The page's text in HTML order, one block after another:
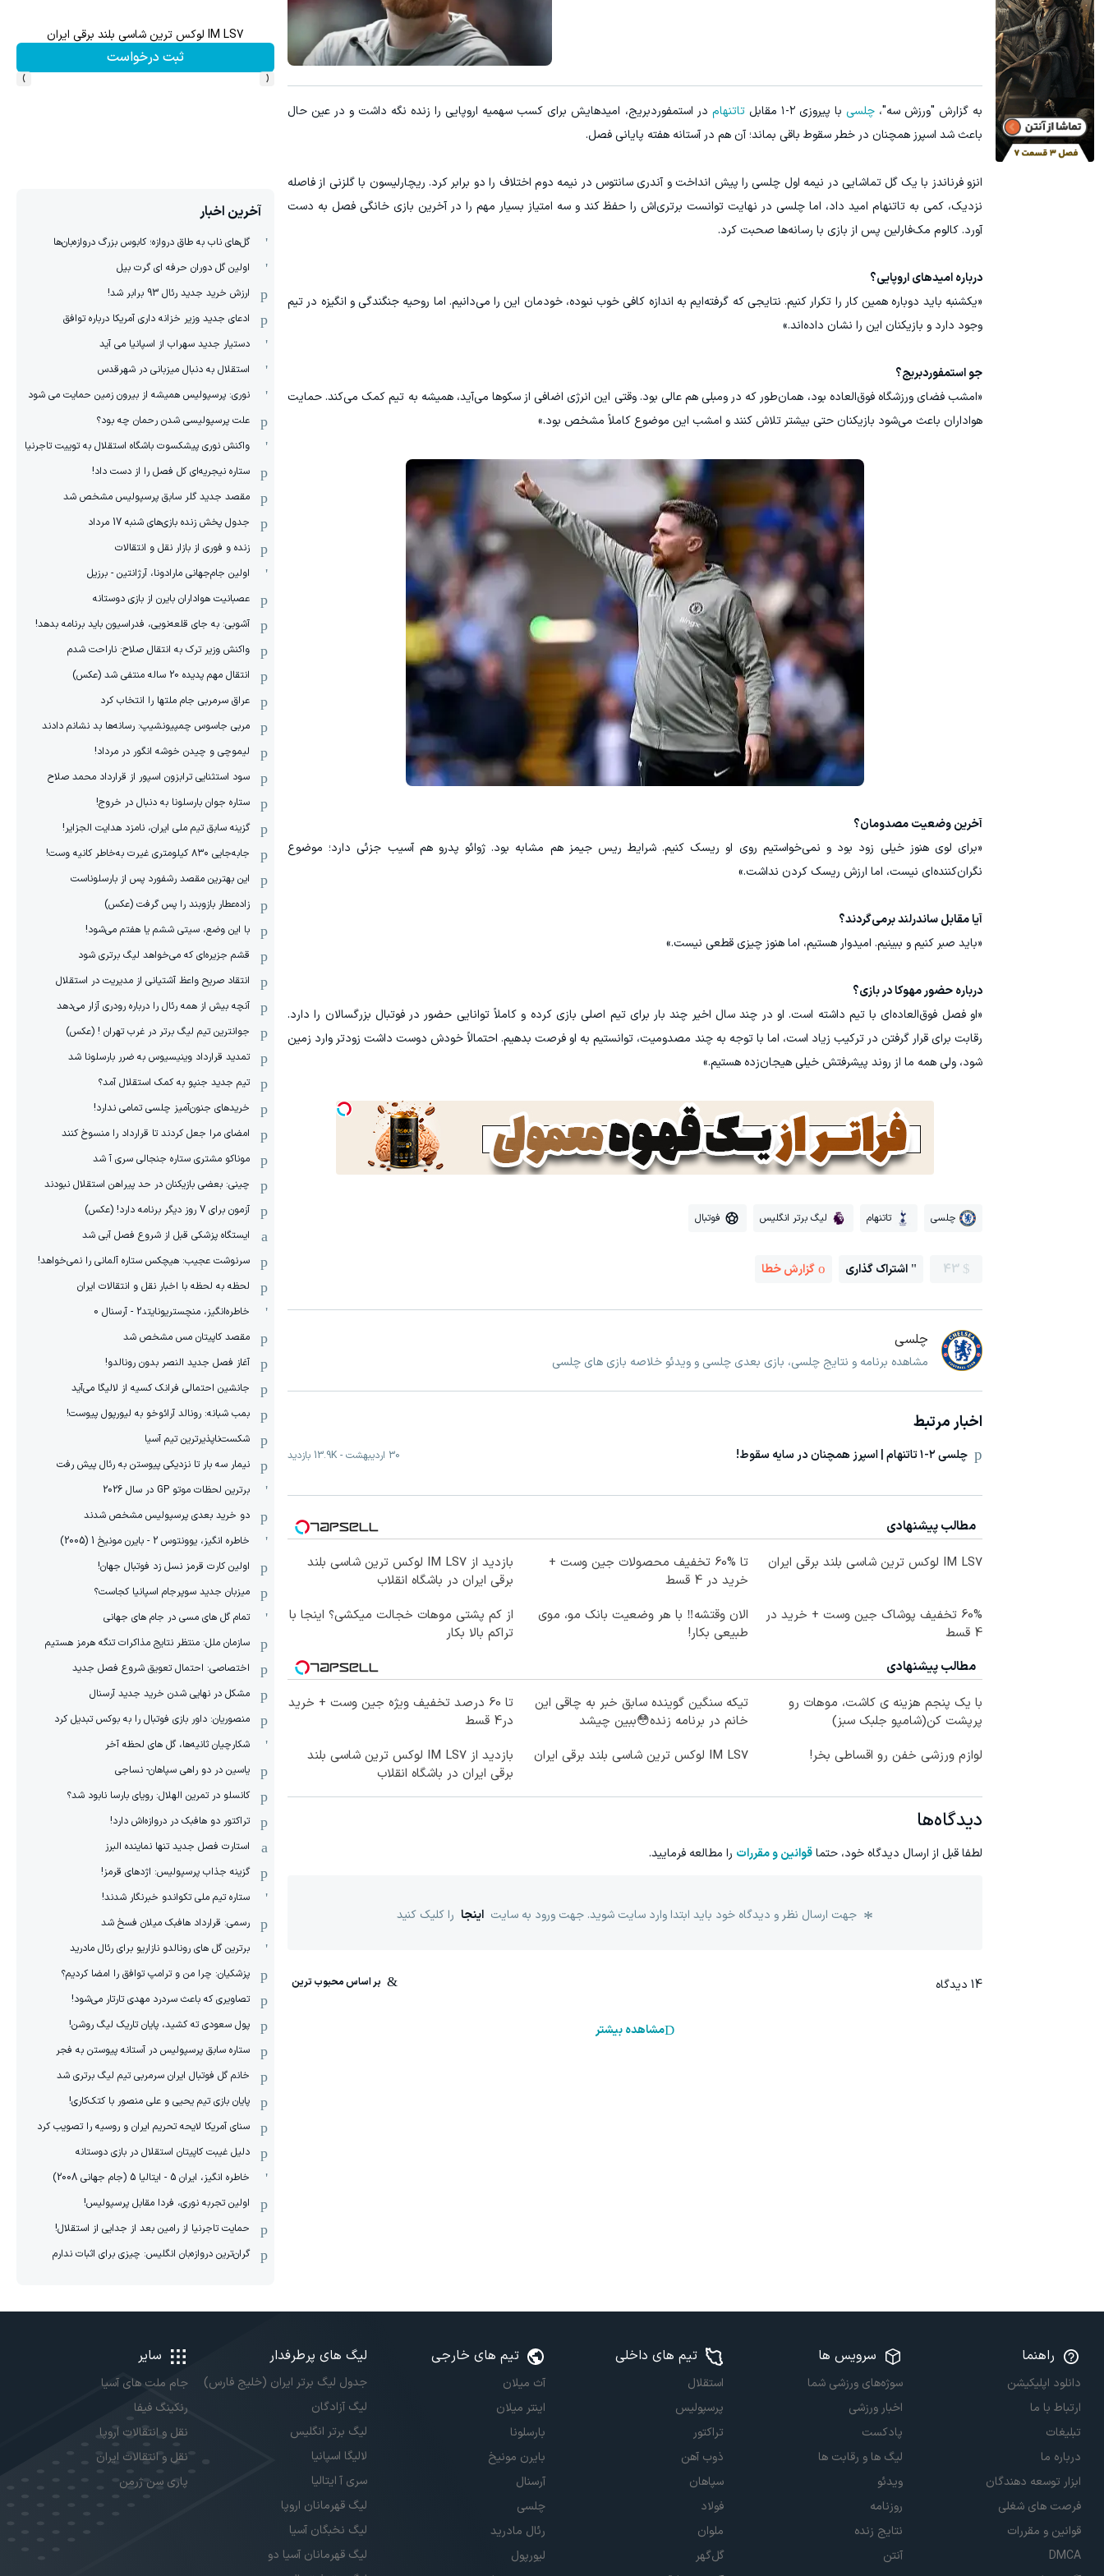
به گزارش "ورزش سه"،چلسی با پیروزی ۲-۱ مقابل تاتنهام در استمفوردبریج، امیدهایش برای کسب سهمیه اروپایی را زنده نگه داشت و در عین حال
باعث شد اسپرز همچنان در خطر سقوط باقی بماند؛ آن هم در آستانه هفته پایانی فصل.
انزو فرناندز با یک گل تماشایی در نیمه اول چلسی را پیش انداخت و آندری سانتوس در نیمه دوم اختلاف را دو برابر کرد. ریچارلیسون با گلزنی از فاصله
نزدیک، کمی به تاتنهام امید داد، اما چلسی در نهایت توانست برتری‌اش را حفظ کند و سه امتیاز بسیار مهم را در آخرین بازی خانگی فصل به دست
آورد. کالوم مک‌فارلین پس از بازی با رسانه‌ها صحبت کرد.
درباره امیدهای اروپایی؟
«یکشنبه باید دوباره همین کار را تکرار کنیم. نتایجی که گرفته‌ایم به اندازه کافی خوب نبوده، خودمان این را می‌دانیم. اما روحیه جنگندگی و انگیزه در تیم
وجود دارد و بازیکنان این را نشان داده‌اند.»
جو استمفوردبریج؟
«امشب فضای ورزشگاه فوق‌العاده بود، همان‌طور که در ومبلی هم عالی بود. وقتی این انرژی اضافی از سکوها می‌آید، همیشه به تیم کمک می‌کند. حمایت
هواداران باعث می‌شود بازیکنان حتی بیشتر تلاش کنند و امشب این موضوع کاملاً مشخص بود.»
آخرین وضعیت مصدومان؟
«برای لوی هنوز خیلی زود بود و نمی‌خواستیم روی او ریسک کنیم. شرایط ریس جیمز هم مشابه بود. ژوائو پدرو هم آسیب جزئی دارد؛ موضوع
نگران‌کننده‌ای نیست، اما ارزش ریسک کردن نداشت.»
آیا مقابل ساندرلند برمی‌گردند؟
«باید صبر کنیم و ببینیم. امیدوار هستیم، اما هنوز چیزی قطعی نیست.»
درباره حضور مهوکا در بازی؟
«او فصل فوق‌العاده‌ای با تیم داشته است. او در چند سال اخیر چند بار برای تیم اصلی بازی کرده و کاملاً توانایی حضور در فوتبال بزرگسالان را دارد.
رقابت برای قرار گرفتن در ترکیب زیاد است، اما با توجه به چند مصدومیت، توانستیم به او فرصت بدهیم. احتمالاً خودش دوست داشت زودتر وارد زمین
شود، ولی همه ما از روند پیشرفتش خیلی هیجان‌زده هستیم.»
چلسی تاتنهام لیگ برتر انگلیس فوتبال
43 اشتراک گذاری گزارش خطا
چلسی
مشاهده برنامه و نتایج چلسی، بازی بعدی چلسی و ویدئو خلاصه بازی های چلسی
اخبار مرتبط
چلسی ۲-۱ تاتنهام | اسپرز همچنان در سایه سقوط! 30 اردیبهشت -
13.9K بازدید
مطالب پیشنهادی
IM LS7 لوکس ترین شاسی بلند برقی ایران
تا %60 تخفیف محصولات جین وست +
خرید در 4 قسط
بازدید از IM LS7 لوکس ترین شاسی بلند
برقی ایران در باشگاه انقلاب
60% تخفیف پوشاک جین وست + خرید در
4 قسط
الان وقتشه‼️ با هر وضعیت بانک مو، موی
طبیعی بکار!
از کم پشتی موهات خجالت میکشی؟ اینجا با
تراکم بالا بکار
مطالب پیشنهادی
با یک پنجم هزینه ی کاشت، موهات رو
پرپشت کن(شامپو جلبک سبز)
تیکه سنگین گوینده سابق خبر به چاقی این
خانم در برنامه زنده😳ببین چیشد
تا 60 درصد تخفیف ویژه جین وست + خرید
در4 قسط
لوازم ورزشی خفن رو اقساطی بخر!
IM LS7 لوکس ترین شاسی بلند برقی ایران
بازدید از IM LS7 لوکس ترین شاسی بلند
برقی ایران در باشگاه انقلاب
دیدگاه‌ها
لطفا قبل از ارسال دیدگاه خود، حتماقوانین و مقررات را مطالعه فرمایید.
جهت ارسال نظر و دیدگاه خود باید ابتدا وارد سایت شوید. جهت ورود به سایت اینجا را کلیک کنید
14 دیدگاه
مشاهده بیشتر
IM LS7 لوکس ترین شاسی بلند برقی ایران
ثبت درخواست
‹
›
آخرین اخبار
گل‌های ناب به طاق دروازه؛ کابوس بزرگ دروازه‌بان‌ها
اولین گل دوران حرفه ای گرت بیل
ارزش خرید جدید رئال 93 برابر شد!
ادعای جدید وزیر خزانه داری آمریکا درباره توافق
دستیار جدید سهراب از اسپانیا می آید
استقلال به دنبال میزبانی در شهرقدس
نوری: پرسپولیس همیشه از بیرون زمین حمایت می شود
علت پرسپولیسی شدن رحمان چه بود؟
واکنش نوری پیشکسوت باشگاه استقلال به توییت تاجرنیا
ستاره نیجریه‌ای کل فصل را از دست داد!
مقصد جدید گلر سابق پرسپولیس مشخص شد
جدول پخش زنده بازی‌های شنبه 17 مرداد
زنده و فوری از بازار نقل و انتقالات
اولین جام‌جهانی مارادونا، آرژانتین - برزیل
عصبانیت هواداران بایرن از بازی دوستانه
آشوبی: به جای قلعه‌نویی، فدراسیون باید برنامه بدهد!
واکنش وزیر ترک به انتقال صلاح: ناراحت شدم
انتقال مهم پدیده 20 ساله منتفی شد (عکس)
عراق سرمربی جام ملتها را انتخاب کرد
مربی جاسوس چمپیونشیپ: رسانه‌ها بد نشانم دادند
لیموچی و چیدن خوشه انگور در مرداد!
سود استثنایی ترابزون اسپور از قرارداد محمد صلاح
ستاره جوان بارسلونا به دنبال در خروج!
گزینه سابق تیم ملی ایران، نامزد هدایت الجزایر!
جابه‌جایی ۸۳۰ کیلومتری غیرت به‌خاطر کانیه وست!
این بهترین مقصد رشفورد پس از بارسلوناست
زاده‌عطار بازوبند را پس گرفت (عکس)
با این وضع، سیتی ششم یا هفتم می‌شود!
قشم جزیره‌ای که می‌خواهد لیگ برتری شود
انتقاد صریح واعظ آشتیانی از مدیریت در استقلال
آنچه بیش از همه رئال را درباره رودری آزار می‌دهد
جوانترین تیم لیگ برتر در غرب تهران ! (عکس)
تمدید قرارداد وینیسیوس به ضرر بارسلونا شد
تیم جدید جنپو به کمک استقلال آمد؟
خریدهای جنون‌آمیز چلسی تمامی ندارد!
امضای مرا جعل کردند تا قرارداد را منسوخ کنند
موناکو مشتری ستاره جنجالی سری آ شد
چینی: بعضی بازیکنان در حد پیراهن استقلال نبودند
آزمون برای 7 روز دیگر برنامه دارد! (عکس)
ایستگاه پزشکی قبل از شروع فصل آبی شد
سرنوشت عجیب: هیچکس ستاره آلمانی را نمی‌خواهد!
لحظه به لحظه با اخبار نقل و انتقالات ایران
خاطره‌انگیز، منچستریونایتد2 - آرسنال 0
مقصد کاپیتان مس مشخص شد
آغاز فصل جدید النصر بدون رونالدو!
جانشین احتمالی فرانک کسیه از لالیگا می‌آید
بمب شبانه: رونالد آرائوخو به لیورپول پیوست!
شکست‌ناپذیرترین تیم آسیا
نیمار سه بار تا نزدیکی پیوستن به رئال پیش رفت
برترین لحظات موتو GP در سال 2026
دو خرید بعدی پرسپولیس مشخص شدند
خاطره انگیز، یوونتوس 2 - بایرن مونیخ 1 (2005)
اولین کارت قرمز نسل زد فوتبال جهان!
میزبان جدید سوپرجام اسپانیا کجاست؟
تمام گل های مسی در جام های جهانی
سازمان ملل: منتظر نتایج مذاکرات تنگه هرمز هستیم
اختصاصی: احتمال تعویق شروع فصل جدید
مشکل در نهایی شدن خرید جدید آرسنال
منصوریان: داور بازی فوتبال را به بوکس تبدیل کرد
شکارچیان ثانیه‌ها، گل های لحظه آخر
یاسین در دو راهی سپاهان- نساجی
کانسلو در تمرین الهلال: رویای بارسا نابود شد؟
تراکتور دو هافبک در دروازه‌اش دارد!
استارت فصل جدید تنها نماینده البرز
گزینه جذاب پرسپولیس: اژدهای قرمز!
ستاره تیم ملی تکواندو خبرنگار شدند!
رسمی: قرارداد هافبک میلان فسخ شد
برترین گل های رونالدو نازاریو برای رئال مادرید
پزشکیان: چرا من و ترامپ توافق را امضا کردیم؟
تصاویری که باعث سردرد مهدی تارتار می‌شود!
پول سعودی ته کشید، پایان تاریک لیگ روشن!
ستاره سابق پرسپولیس در آستانه پیوستن به فجر
خانم گل فوتبال ایران سرمربی تیم لیگ برتری شد
پایان بازی تیم یحیی و علی منصور با کتک‌کاری!
سنای آمریکا لایحه تحریم ایران و روسیه را تصویب کرد
دلیل غیبت کاپیتان استقلال در بازی دوستانه
خاطره انگیز، ایران 5 - ایتالیا 5 (جام جهانی 2008)
اولین تجربه نوری، فردا مقابل پرسپولیس!
حمایت تاجرنیا از رامین بعد از جدایی از استقلال!
گران‌ترین دروازه‌بان انگلیس: چیزی برای اثبات ندارم
راهنما
دانلود اپلیکیشن
ارتباط با ما
تبلیغات
درباره ما
ابزار توسعه دهندگان
فرصت های شغلی
قوانین و مقررات
DMCA
سرویس ها
سوژه‌های ورزشی شما
اخبار ورزشی
پادکست
لیگ ها و رقابت ها
ویدئو
روزنامه
نتایج زنده
آنتن
تیم های داخلی
استقلال
پرسپولیس
تراکتور
ذوب آهن
سپاهان
فولاد
ملوان
گل‌گهر
تیم های خارجی
آث میلان
اینتر میلان
بارسلونا
بایرن مونیخ
آرسنال
چلسی
رئال مادرید
لیورپول
لیگ های پرطرفدار
جدول لیگ برتر ایران (خلیج فارس)
لیگ آزادگان
لیگ برتر انگلیس
لالیگا اسپانیا
سری آ ایتالیا
لیگ قهرمانان اروپا
لیگ نخبگان آسیا
لیگ قهرمانان آسیا دو
سایر
جام ملت های آسیا
رنکینگ فیفا
نقل و انتقالات اروپا
نقل و انتقالات ایران
پاری سن ژرمن